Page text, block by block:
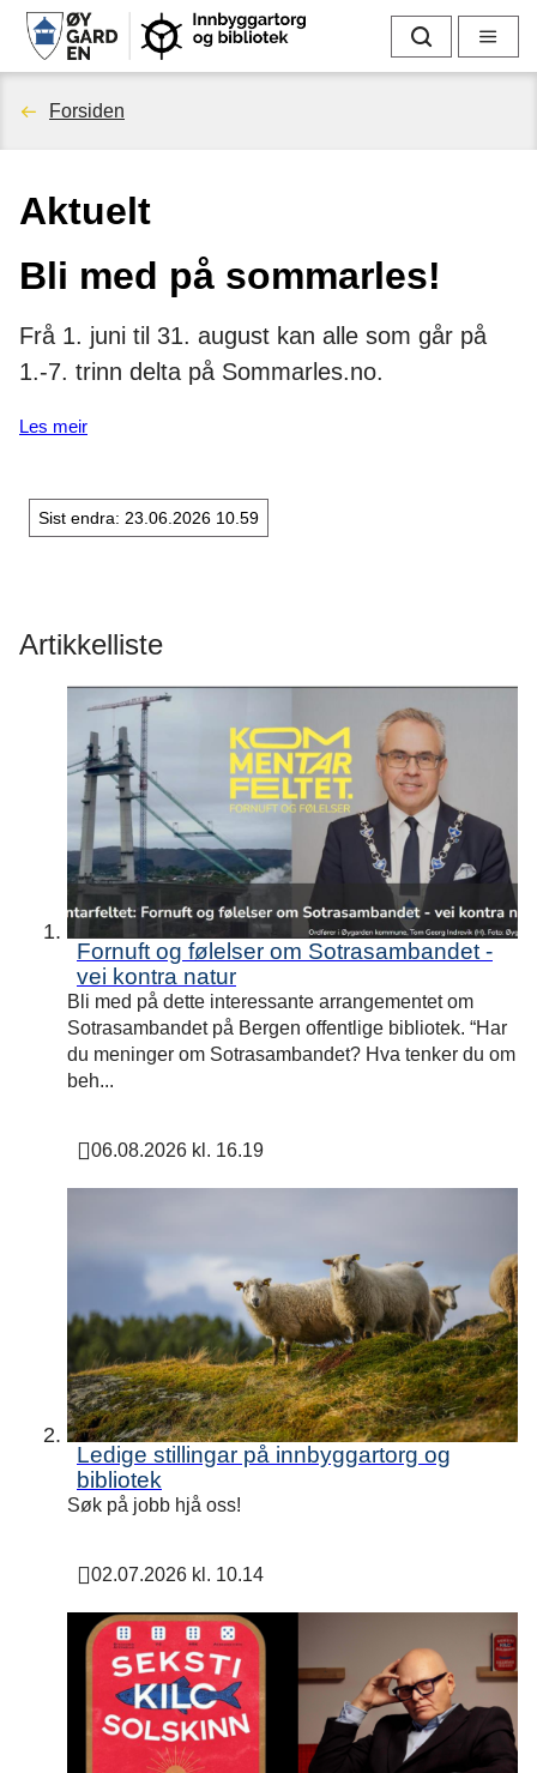
I
n
g
g
g
b
b
l
i
o
Søk Meny
Du
her:
Forsiden
Aktuelt
Bli med på sommarles!
Frå 1. juni til 31. august kan alle som går på
1.-7. trinn delta på Sommarles.no.
Les meir
Sist endra 23.06.2026 10.59
Artikkelliste
Fornuft og følelser om Sotrasambandet -
vei kontra natur
Bli med på dette interessante arrangementet om
Sotrasambandet på Bergen offentlige bibliotek. “Har
du meninger om Sotrasambandet? Hva tenker du om
beh...
Publisert
06.08.2026 kl. 16.19
Ledige stillingar på innbyggartorg og
bibliotek
Søk på jobb hjå oss!
Publisert
02.07.2026 kl. 10.14